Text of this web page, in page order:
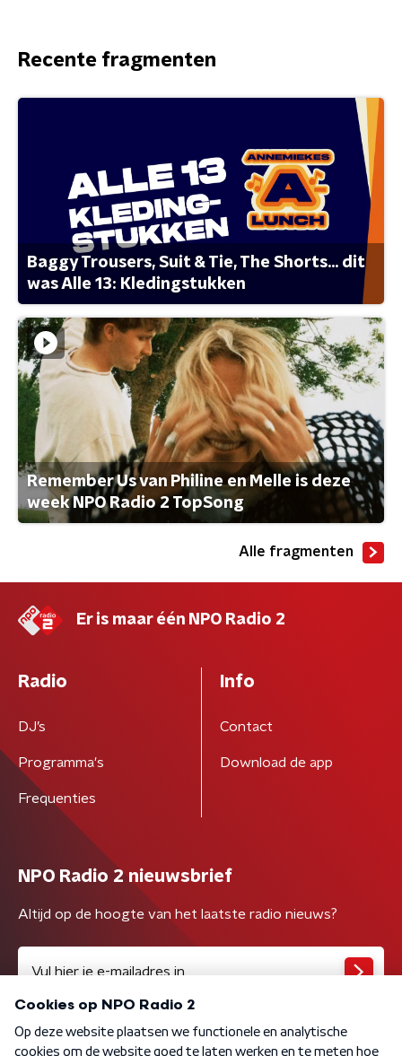
Recente fragmenten
Baggy Trousers, Suit & Tie, The Shorts... dit
was Alle 13: Kledingstukken
Remember Us van Philine en Melle is deze
week NPO Radio 2 TopSong
Alle fragmenten
Er is maar één NPO Radio 2
Radio
DJ’s
Programma's
Frequenties
Info
Contact
Download de app
NPO Radio 2 nieuwsbrief
Altijd op de hoogte van het laatste radio nieuws?